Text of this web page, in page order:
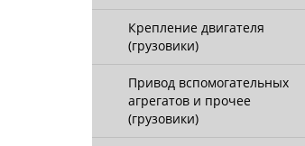
Крепление двигателя
(грузовики)
Привод вспомогательных
агрегатов и прочее
(грузовики)